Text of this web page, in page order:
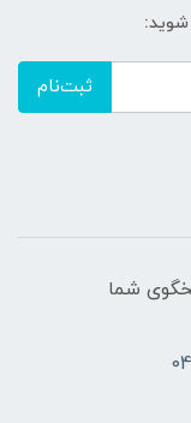
شوید:
ثبت‌نام
پاسخگوی شما